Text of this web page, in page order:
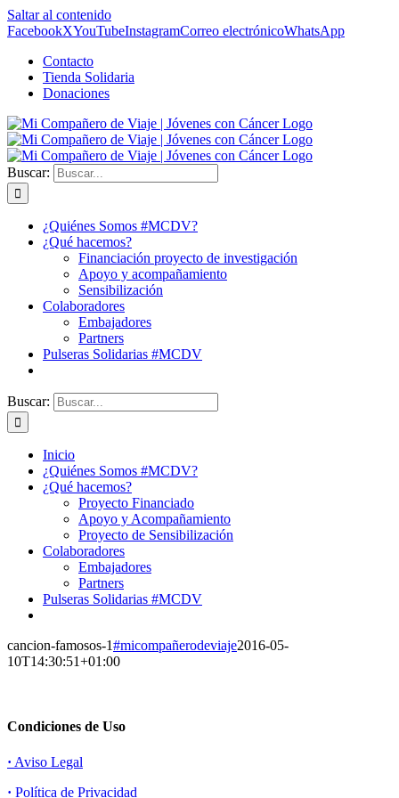
Saltar al contenido
FacebookXYouTubeInstagramCorreo electrónicoWhatsApp
Contacto
Tienda Solidaria
Donaciones
Buscar:
¿Quiénes Somos #MCDV?
¿Qué hacemos?
Financiación proyecto de investigación
Apoyo y acompañamiento
Sensibilización
Colaboradores
Embajadores
Partners
Pulseras Solidarias #MCDV
Buscar:
Inicio
¿Quiénes Somos #MCDV?
¿Qué hacemos?
Proyecto Financiado
Apoyo y Acompañamiento
Proyecto de Sensibilización
Colaboradores
Embajadores
Partners
Pulseras Solidarias #MCDV
cancion-famosos-1#micompañerodeviaje2016-05-
10T14:30:51+01:00
Condiciones de Uso
· Aviso Legal
· Política de Privacidad